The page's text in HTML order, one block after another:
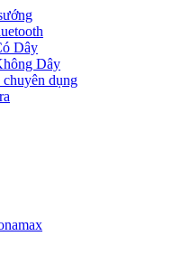
Dây
Dây
chuyên dụng